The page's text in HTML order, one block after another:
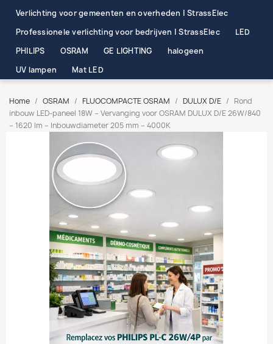
Verlichting voor gemeenten en overheden | StrassElec
Professionele verlichting voor bedrijven | StrassElec
LED
PHILIPS
OSRAM GE LIGHTING
halogeen
UV lampen
Mat LED
Home OSRAM FLUOCOMPACTE OSRAM DULUX D/E
Rond
inbouw LED-paneel 18W – Vervanging voor OSRAM DULUX D/E 26W/840
– 1620 lm – Inbouwdiameter 205 mm – 4000K